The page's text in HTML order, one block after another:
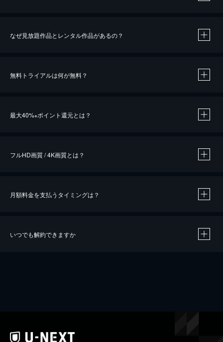
なぜ見放題作品とレンタル作品があるの？
無料トライアルは何が無料？
最大40%※ポイント還元とは？
※40％ポイント還元の対象は、クレジットカード決済による作品の購入 / レンタルです。
フルHD画質 / 4K画質とは？
月額料金を支払うタイミングは？
いつでも解約できますか